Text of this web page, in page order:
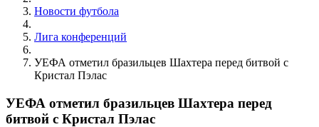
Новости футбола
Лига конференций
УЕФА отметил бразильцев Шахтера перед битвой с
Кристал Пэлас
УЕФА отметил бразильцев Шахтера перед
битвой с Кристал Пэлас